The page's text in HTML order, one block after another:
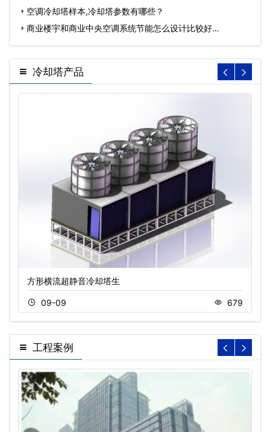
空调冷却塔样本,冷却塔参数有哪些？
商业楼宇和商业中央空调系统节能怎么设计比较好…
冷却塔产品
方形横流超静音冷却塔生
09-09 679
工程案例